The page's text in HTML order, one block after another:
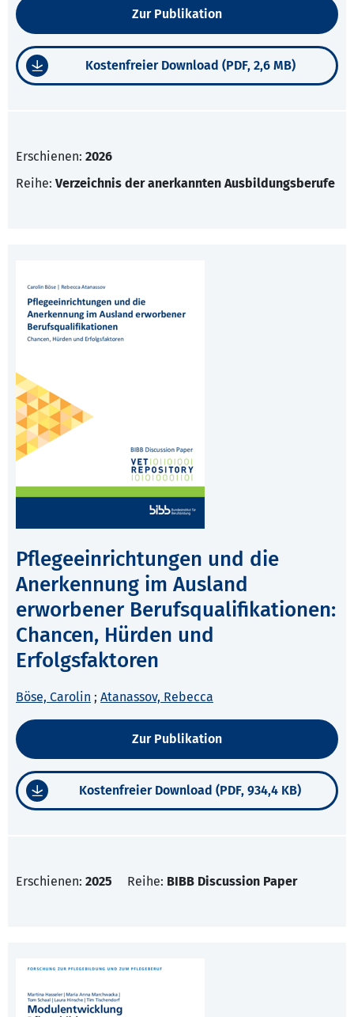
Zur Publikation
Kostenfreier Download (PDF, 2,6 MB)
Erschienen: 2026
Reihe: Verzeichnis der anerkannten Ausbildungsberufe
Pflegeeinrichtungen und die
Anerkennung im Ausland
erworbener Berufsqualifikationen:
Chancen, Hürden und
Erfolgsfaktoren
Böse, Carolin ; Atanassov, Rebecca
Zur Publikation
Kostenfreier Download (PDF, 934,4 KB)
Erschienen: 2025 Reihe: BIBB Discussion Paper